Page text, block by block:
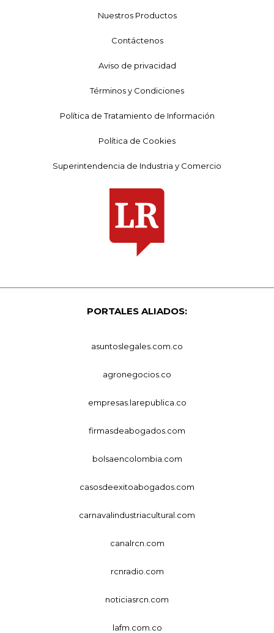
Nuestros Productos
Contáctenos
Aviso de privacidad
Términos y Condiciones
Política de Tratamiento de Información
Política de Cookies
Superintendencia de Industria y Comercio
PORTALES ALIADOS:
asuntoslegales.com.co
agronegocios.co
empresas.larepublica.co
firmasdeabogados.com
bolsaencolombia.com
casosdeexitoabogados.com
carnavalindustriacultural.com
canalrcn.com
rcnradio.com
noticiasrcn.com
lafm.com.co